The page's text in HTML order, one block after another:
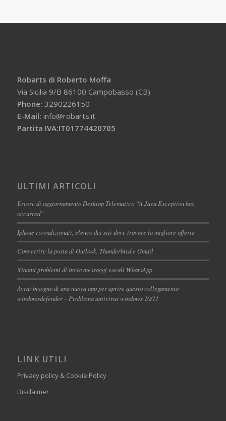
Robarts di Roberto Moffa
Via Sicilia 9/B 86100 Campobasso (CB)
Phone: 3290226150
E-Mail: info@robarts.it
Partita IVA:IT01774420705
ULTIMI ARTICOLI
Errore di aggiornamento Desktop Telematico “A Java Exception has
occurred”
Iphone ricondizionati, elenco dei siti dove trovare la migliore offerta
Convertire la posta di Outlook, Thunderbird e Gmail
Xiaomi problemi di invio messaggi vocali WhatsApp
Avrai bisogno di una nuova app per aprire questo collegamento
windowsdefender – Problema antivirus windows 10/11
LINK UTILI
Privacy policy & Cookie Policy
Disclaimer